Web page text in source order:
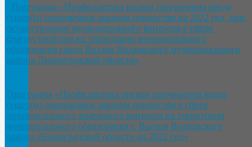
Программа «Профилактика рисков причинения вреда
(ущерба) охраняемым законом ценностям на 2022 год при
осуществлении муниципального контроля в сфере
благоустройства на территории муниципального
образования город Волхов Волховского муниципального
района Ленинградской области»
Программа «Профилактика рисков причинения вреда
(ущерба) охраняемым законом ценностям в сфере
муниципального земельного контроля на территории
муниципального образования г. Волхов Волховского
района Ленинградской области на 2022 год»